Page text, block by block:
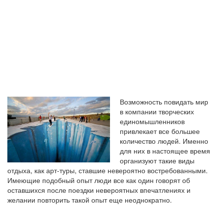
Возможность повидать мир
в компании творческих
единомышленников
привлекает все большее
количество людей. Именно
для них в настоящее время
организуют такие виды
отдыха, как арт-туры, ставшие невероятно востребованными.
Имеющие подобный опыт люди все как один говорят об
оставшихся после поездки невероятных впечатлениях и
желании повторить такой опыт еще неоднократно.